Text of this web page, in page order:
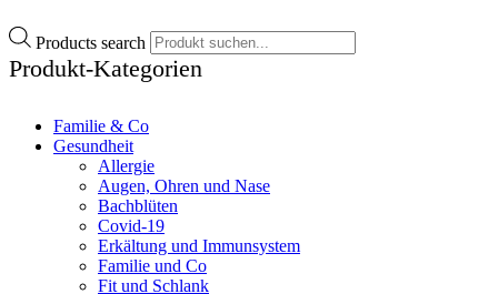
Products search
Produkt-Kategorien
Familie & Co
Gesundheit
Allergie
Augen, Ohren und Nase
Bachblüten
Covid-19
Erkältung und Immunsystem
Familie und Co
Fit und Schlank